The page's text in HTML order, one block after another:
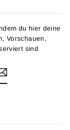
du hier deine
Vorschauen,
sind